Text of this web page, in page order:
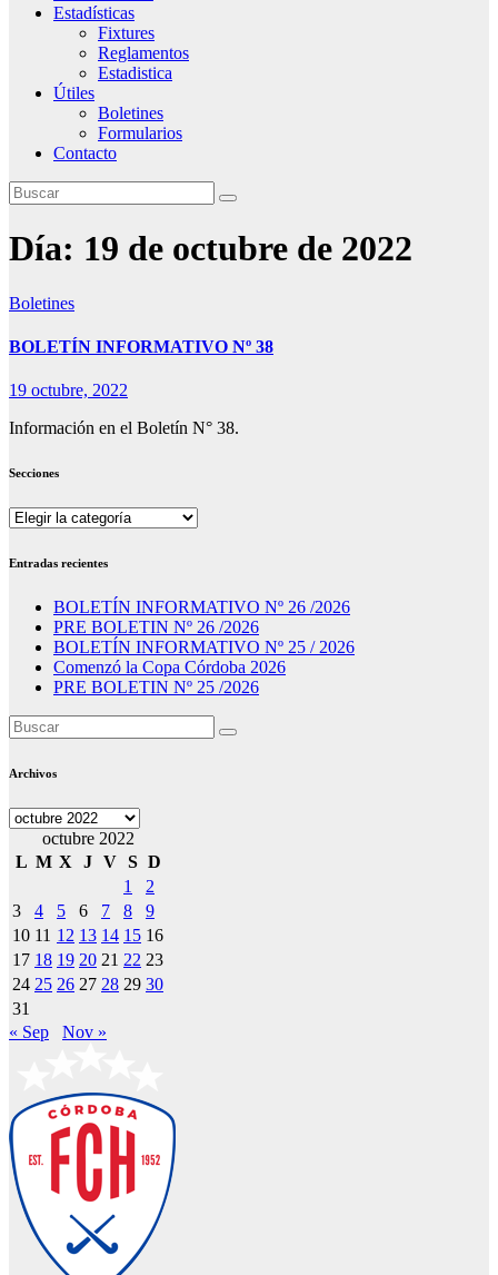
Estadísticas
Fixtures
Reglamentos
Estadistica
Útiles
Boletines
Formularios
Contacto
Día: 19 de octubre de 2022
Boletines
BOLETÍN INFORMATIVO Nº 38
19 octubre, 2022
Información en el Boletín N° 38.
Secciones
Secciones
Entradas recientes
BOLETÍN INFORMATIVO Nº 26 /2026
PRE BOLETIN Nº 26 /2026
BOLETÍN INFORMATIVO Nº 25 / 2026
Comenzó la Copa Córdoba 2026
PRE BOLETIN Nº 25 /2026
Archivos
Archivos
octubre 2022
L M X J V S D
1
2
3
4 5 6 7 8
9
10 11 12 13 14 15 16
17 18 19 20 21 22 23
24 25 26 27 28 29 30
31
« Sep
Nov »